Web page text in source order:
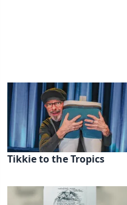
Tikkie to the Tropics